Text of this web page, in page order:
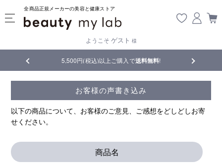
全商品正規メーカーの美容と健康ストア
ようこそ ゲスト 様
5,500円(税込)以上ご購入で送料無料! 【重要】
お客様の声書き込み
以下の商品について、お客様のご意見、ご感想をどしどしお寄
せください。
商品名